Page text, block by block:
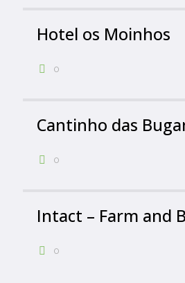
Hotel os Moinhos
0
Cantinho das
0
Intact – Farm and
0